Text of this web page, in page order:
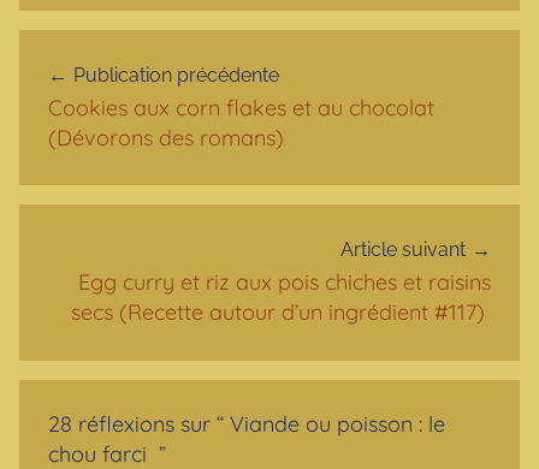
Publication précédente
Cookies aux corn flakes et au chocolat
(Dévorons des romans)
Article suivant
Egg curry et riz aux pois chiches et raisins
secs (Recette autour d’un ingrédient #117)
28 réflexions sur “ Viande ou poisson : le
chou farci ”